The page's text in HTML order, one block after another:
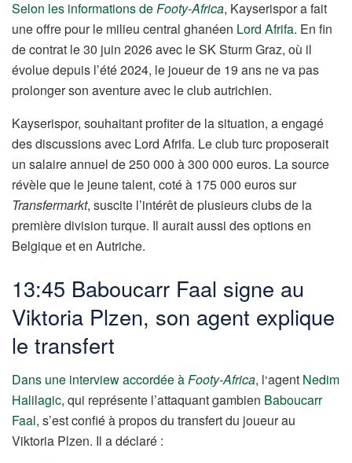
Selon les informations deFooty-Africa, Kayserispor a fait
une offre pour le milieu central ghanéen Lord Afrifa. En fin
de contrat le 30 juin 2026 avec le SK Sturm Graz, où il
évolue depuis l’été 2024, le joueur de 19 ans ne va pas
prolonger son aventure avec le club autrichien.
Kayserispor, souhaitant profiter de la situation, a engagé
des discussions avec Lord Afrifa. Le club turc proposerait
un salaire annuel de 250 000 à 300 000 euros. La source
révèle que le jeune talent, coté à 175 000 euros sur
Transfermarkt, suscite l’intérêt de plusieurs clubs de la
première division turque. Il aurait aussi des options en
Belgique et en Autriche.
13:45 Baboucarr Faal signe au
Viktoria Plzen, son agent explique
le transfert
Dans une interview accordée àFooty-Africa, l‘agent Nedim
Halilagic, qui représente l’attaquant gambien Baboucarr
Faal, s’est confié à propos du transfert du joueur au
Viktoria Plzen. Il a déclaré :